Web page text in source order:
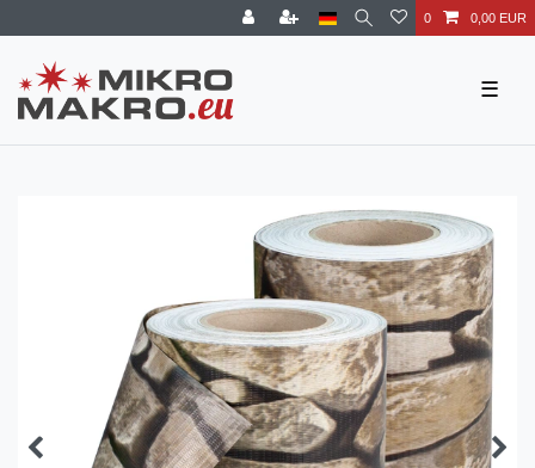
0 0,00 EUR
☰